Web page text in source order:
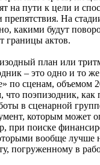
на пути к цели и
На
какими будут
границы актов.
план или
– это одно и то
по сценам, объемом
что поэпизодник, как
в сценарной
которым может
при поиске
вообще лучше
погруженному в